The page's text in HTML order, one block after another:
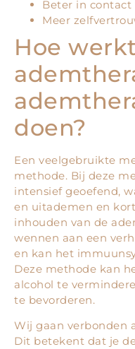
Beter in
Meer
Hoe
doen?
Een veelgebruikte
methode. Bij deze
intensief geoefend,
en uitademen en
inhouden van de
wennen aan een
en kan het
Deze methode kan
alcohol te
te bevorderen.
Wij gaan verbonden
Dit betekent dat je